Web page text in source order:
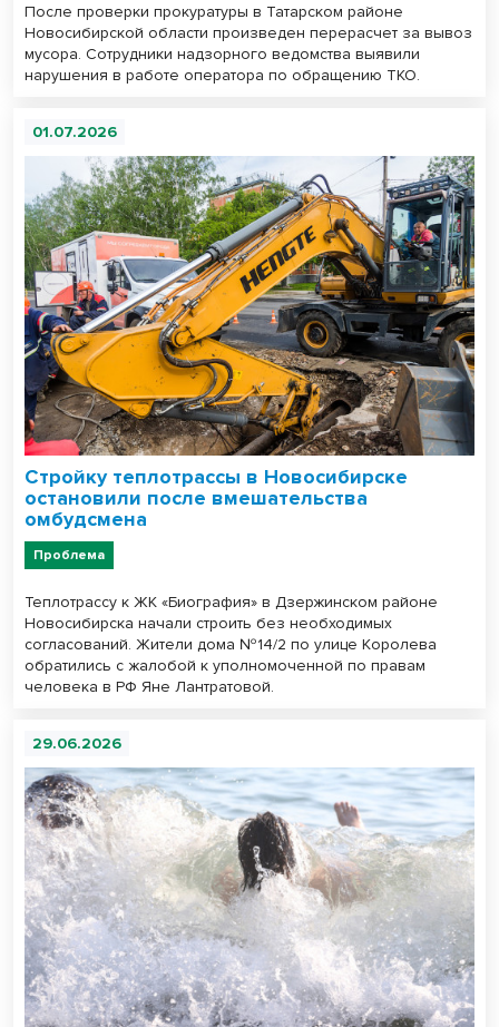
После проверки прокуратуры в Татарском районе
Новосибирской области произведен перерасчет за вывоз
мусора. Сотрудники надзорного ведомства выявили
нарушения в работе оператора по обращению ТКО.
01.07.2026
Стройку теплотрассы в Новосибирске
остановили после вмешательства
омбудсмена
Проблема
Теплотрассу к ЖК «Биография» в Дзержинском районе
Новосибирска начали строить без необходимых
согласований. Жители дома №14/2 по улице Королева
обратились с жалобой к уполномоченной по правам
человека в РФ Яне Лантратовой.
29.06.2026